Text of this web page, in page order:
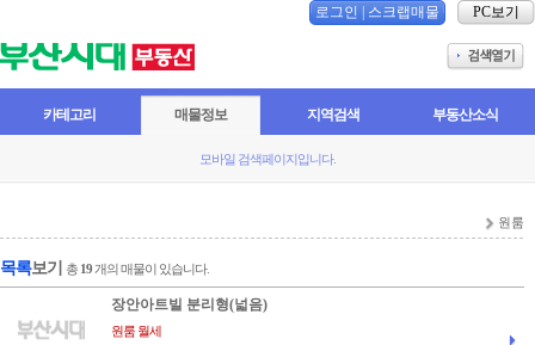
로그인 스크랩매물 PC보기
카테고리 매물정보 지역검색 부동산소식
모바일 검색페이지입니다.
원룸
목록보기 총 19 개의 매물이 있습니다.
장안아트빌 분리형(넓음)
원룸 월세